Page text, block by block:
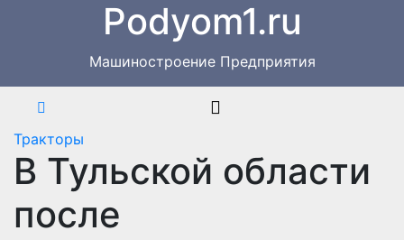
содержимому
Podyom1.ru
Машиностроение Предприятия
Тракторы
В Тульской области
после